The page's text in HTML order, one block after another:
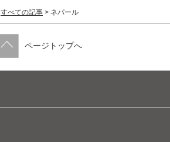
すべての記事 > ネパール
ページトップへ